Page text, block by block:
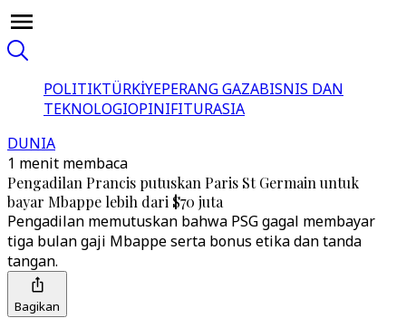
POLITIKTÜRKİYEPERANG GAZABISNIS DAN
TEKNOLOGIOPINIFITURASIA
DUNIA
1 menit membaca
Pengadilan Prancis putuskan Paris St Germain untuk
bayar Mbappe lebih dari $70 juta
Pengadilan memutuskan bahwa PSG gagal membayar
tiga bulan gaji Mbappe serta bonus etika dan tanda
tangan.
Bagikan